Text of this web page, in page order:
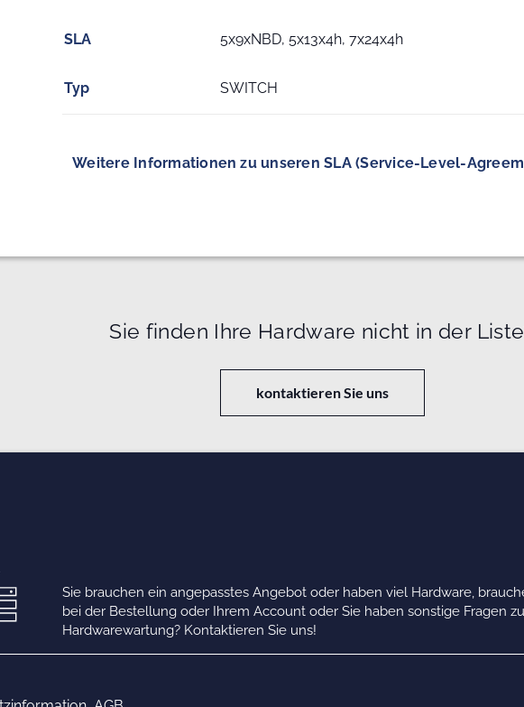
SLA 5x9xNBD, 5x13x4h, 7x24x4h
Typ SWITCH
Weitere Informationen zu unseren SLA (Service-Level-
Sie finden Ihre Hardware nicht in der
kontaktieren Sie uns
Sie brauchen ein angepasstes Angebot oder haben viel Hardware,
bei der Bestellung oder Ihrem Account oder Sie haben sonstige Fragen zu
Hardwarewartung? Kontaktieren Sie uns!